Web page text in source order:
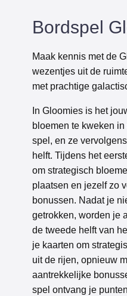
Bordspel
Maak kennis met de
wezentjes uit de
met prachtige
In Gloomies is het
bloemen te kweken
spel, en ze
helft. Tijdens het
om strategisch
plaatsen en jezelf zo
bonussen. Nadat je
getrokken, worden je
de tweede helft van
je kaarten om
uit de rijen, opnieuw
aantrekkelijke
spel ontvang je